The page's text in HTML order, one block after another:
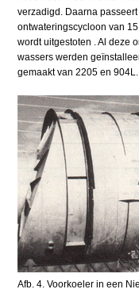
verzadigd. Daarna
ontwateringscycloon van
wordt uitgestoten . Al deze
wassers werden
gemaakt van 2205 en 904L.
Afb. 4. Voorkoeler in een